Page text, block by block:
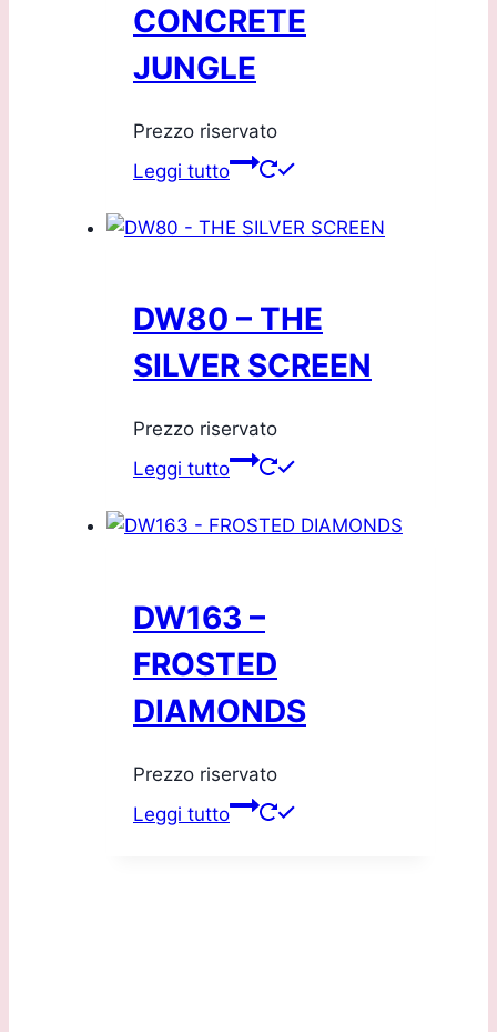
CONCRETE
JUNGLE
Prezzo riservato
Leggi tutto
DW80 – THE
SILVER SCREEN
Prezzo riservato
Leggi tutto
DW163 –
FROSTED
DIAMONDS
Prezzo riservato
Leggi tutto